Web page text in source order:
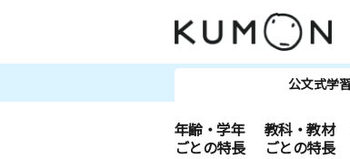
公文式学
年齢・学年
ごとの特長
教科・教材
ごとの特長